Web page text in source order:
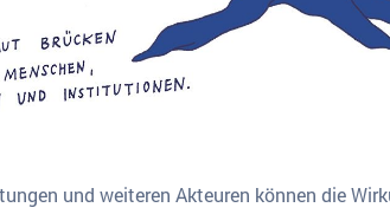
und weiteren Akteuren können die